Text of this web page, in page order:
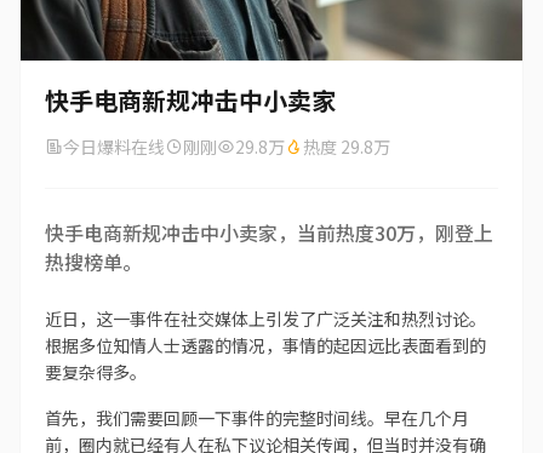
快手电商新规冲击中小卖家
今日爆料在线 刚刚 29.8万 热度 29.8万
快手电商新规冲击中小卖家，当前热度30万，刚登上
热搜榜单。
近日，这一事件在社交媒体上引发了广泛关注和热烈讨论。
根据多位知情人士透露的情况，事情的起因远比表面看到的
要复杂得多。
首先，我们需要回顾一下事件的完整时间线。早在几个月
前，圈内就已经有人在私下议论相关传闻，但当时并没有确